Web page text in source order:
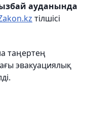
ауданында
тілшісі
таңертең
эвакуациялық